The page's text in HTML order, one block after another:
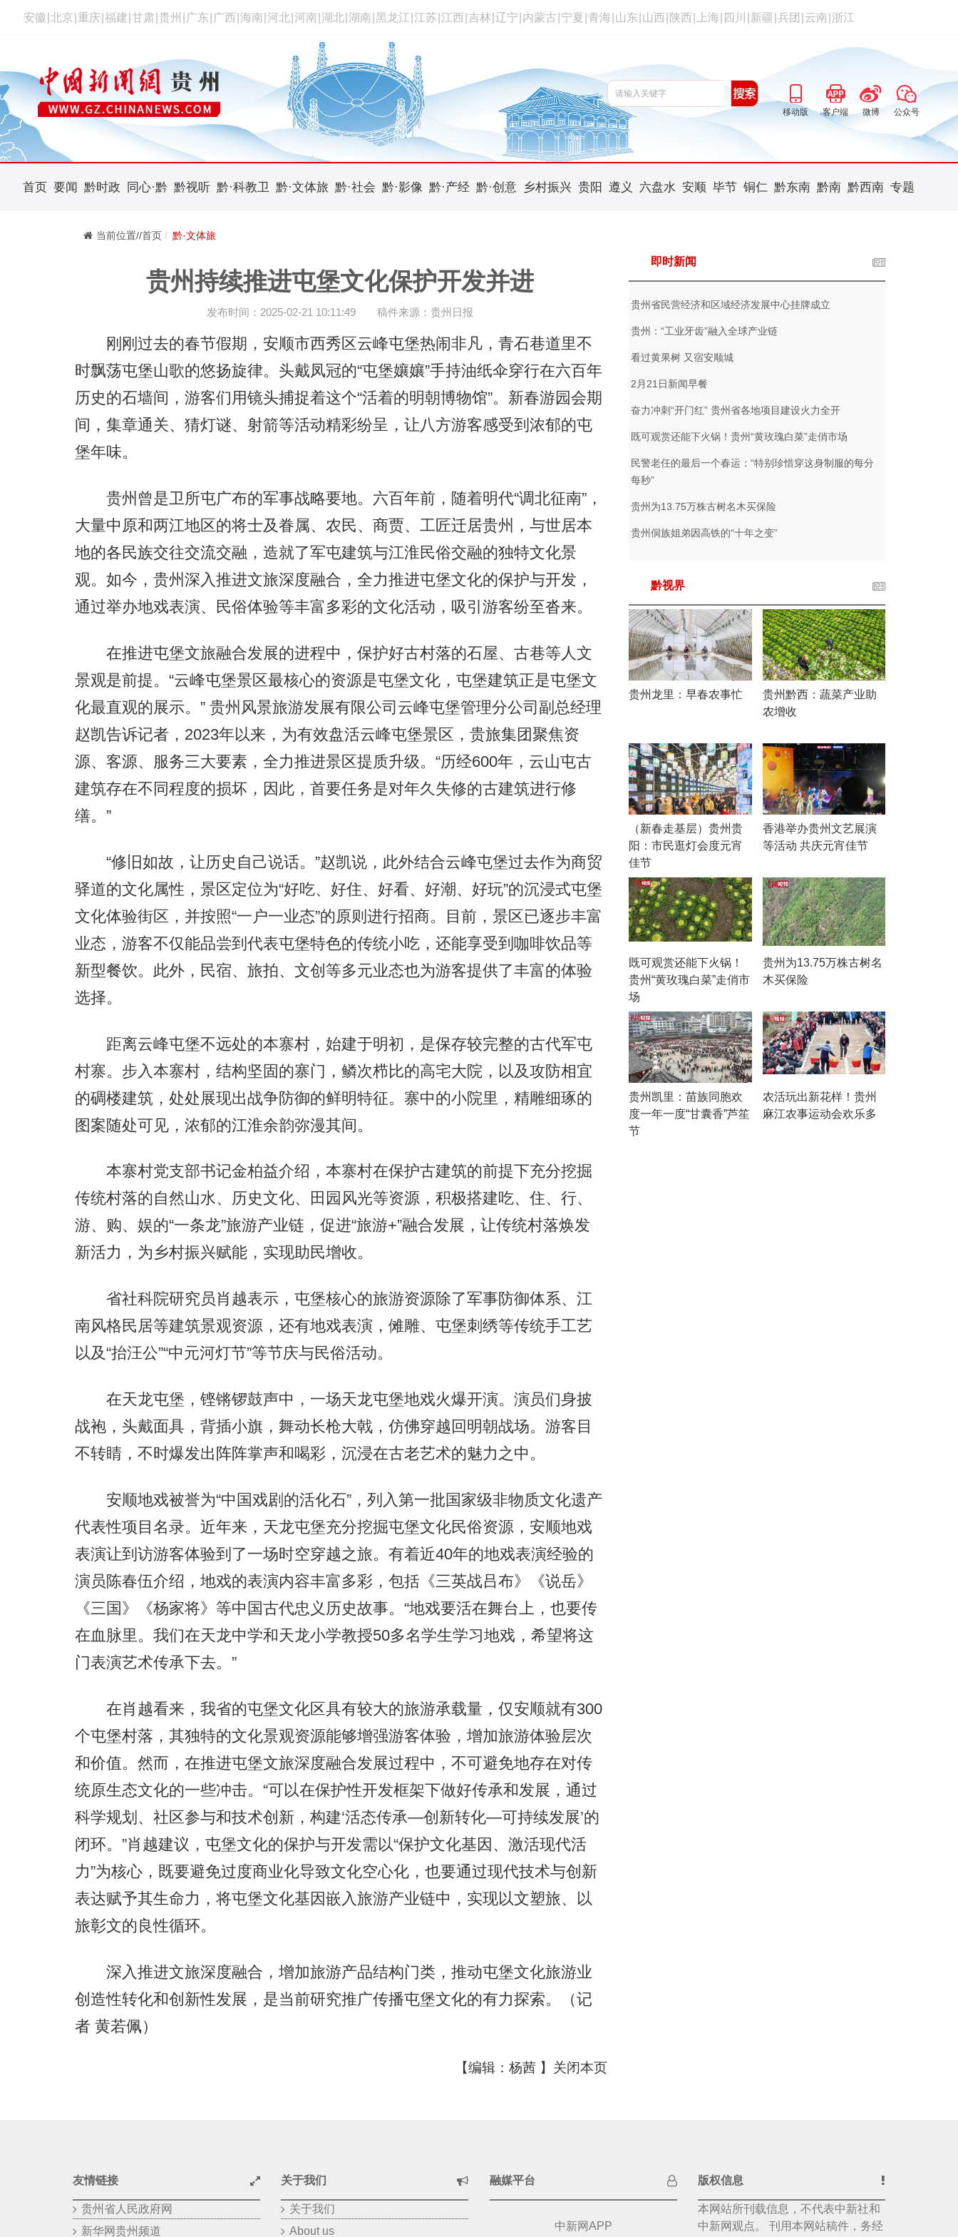
安徽 北京 重庆 福建 甘肃 贵州 广东 广西 海南 河北 河南 湖北 湖南 黑龙江 江苏 江西 吉林 辽宁 内蒙古 宁夏 青海 山东 山西 陕西 上海 四川 新疆 兵团 云南 浙江
移动版 客户端 微博 公众号
首页 要闻 黔时政 同心·黔 黔视听 黔·科教卫 黔·文体旅 黔·社会 黔·影像 黔·产经 黔·创意 乡村振兴 贵阳 遵义 六盘水 安顺 毕节 铜仁 黔东南 黔南 黔西南 专题
当前位置//首页 黔·文体旅
贵州持续推进屯堡文化保护开发并进
发布时间：2025-02-21 10:11:49 稿件来源：贵州日报
刚刚过去的春节假期，安顺市西秀区云峰屯堡热闹非凡，青石巷道里不
时飘荡屯堡山歌的悠扬旋律。头戴凤冠的“屯堡孃孃”手持油纸伞穿行在六百年
历史的石墙间，游客们用镜头捕捉着这个“活着的明朝博物馆”。新春游园会期
间，集章通关、猜灯谜、射箭等活动精彩纷呈，让八方游客感受到浓郁的屯
堡年味。
贵州曾是卫所屯广布的军事战略要地。六百年前，随着明代“调北征南”，
大量中原和两江地区的将士及眷属、农民、商贾、工匠迁居贵州，与世居本
地的各民族交往交流交融，造就了军屯建筑与江淮民俗交融的独特文化景
观。如今，贵州深入推进文旅深度融合，全力推进屯堡文化的保护与开发，
通过举办地戏表演、民俗体验等丰富多彩的文化活动，吸引游客纷至沓来。
在推进屯堡文旅融合发展的进程中，保护好古村落的石屋、古巷等人文
景观是前提。“云峰屯堡景区最核心的资源是屯堡文化，屯堡建筑正是屯堡文
化最直观的展示。” 贵州风景旅游发展有限公司云峰屯堡管理分公司副总经理
赵凯告诉记者，2023年以来，为有效盘活云峰屯堡景区，贵旅集团聚焦资
源、客源、服务三大要素，全力推进景区提质升级。“历经600年，云山屯古
建筑存在不同程度的损坏，因此，首要任务是对年久失修的古建筑进行修
缮。”
“修旧如故，让历史自己说话。”赵凯说，此外结合云峰屯堡过去作为商贸
驿道的文化属性，景区定位为“好吃、好住、好看、好潮、好玩”的沉浸式屯堡
文化体验街区，并按照“一户一业态”的原则进行招商。目前，景区已逐步丰富
业态，游客不仅能品尝到代表屯堡特色的传统小吃，还能享受到咖啡饮品等
新型餐饮。此外，民宿、旅拍、文创等多元业态也为游客提供了丰富的体验
选择。
距离云峰屯堡不远处的本寨村，始建于明初，是保存较完整的古代军屯
村寨。步入本寨村，结构坚固的寨门，鳞次栉比的高宅大院，以及攻防相宜
的碉楼建筑，处处展现出战争防御的鲜明特征。寨中的小院里，精雕细琢的
图案随处可见，浓郁的江淮余韵弥漫其间。
本寨村党支部书记金柏益介绍，本寨村在保护古建筑的前提下充分挖掘
传统村落的自然山水、历史文化、田园风光等资源，积极搭建吃、住、行、
游、购、娱的“一条龙”旅游产业链，促进“旅游+”融合发展，让传统村落焕发
新活力，为乡村振兴赋能，实现助民增收。
省社科院研究员肖越表示，屯堡核心的旅游资源除了军事防御体系、江
南风格民居等建筑景观资源，还有地戏表演，傩雕、屯堡刺绣等传统手工艺
以及“抬汪公”“中元河灯节”等节庆与民俗活动。
在天龙屯堡，铿锵锣鼓声中，一场天龙屯堡地戏火爆开演。演员们身披
战袍，头戴面具，背插小旗，舞动长枪大戟，仿佛穿越回明朝战场。游客目
不转睛，不时爆发出阵阵掌声和喝彩，沉浸在古老艺术的魅力之中。
安顺地戏被誉为“中国戏剧的活化石”，列入第一批国家级非物质文化遗产
代表性项目名录。近年来，天龙屯堡充分挖掘屯堡文化民俗资源，安顺地戏
表演让到访游客体验到了一场时空穿越之旅。有着近40年的地戏表演经验的
演员陈春伍介绍，地戏的表演内容丰富多彩，包括《三英战吕布》《说岳》
《三国》《杨家将》等中国古代忠义历史故事。“地戏要活在舞台上，也要传
在血脉里。我们在天龙中学和天龙小学教授50多名学生学习地戏，希望将这
门表演艺术传承下去。”
在肖越看来，我省的屯堡文化区具有较大的旅游承载量，仅安顺就有300
个屯堡村落，其独特的文化景观资源能够增强游客体验，增加旅游体验层次
和价值。然而，在推进屯堡文旅深度融合发展过程中，不可避免地存在对传
统原生态文化的一些冲击。“可以在保护性开发框架下做好传承和发展，通过
科学规划、社区参与和技术创新，构建‘活态传承—创新转化—可持续发展’的
闭环。”肖越建议，屯堡文化的保护与开发需以“保护文化基因、激活现代活
力”为核心，既要避免过度商业化导致文化空心化，也要通过现代技术与创新
表达赋予其生命力，将屯堡文化基因嵌入旅游产业链中，实现以文塑旅、以
旅彰文的良性循环。
深入推进文旅深度融合，增加旅游产品结构门类，推动屯堡文化旅游业
创造性转化和创新性发展，是当前研究推广传播屯堡文化的有力探索。（记
者 黄若佩）
【编辑：杨茜 】 关闭本页
即时新闻
贵州省民营经济和区域经济发展中心挂牌成立
贵州：“工业牙齿”融入全球产业链
看过黄果树 又宿安顺城
2月21日新闻早餐
奋力冲刺“开门红” 贵州省各地项目建设火力全开
既可观赏还能下火锅！贵州“黄玫瑰白菜”走俏市场
民警老任的最后一个春运：“特别珍惜穿这身制服的每分
每秒”
贵州为13.75万株古树名木买保险
贵州侗族姐弟因高铁的“十年之变”
黔视界
贵州龙里：早春农事忙
贵州黔西：蔬菜产业助
农增收
（新春走基层）贵州贵
阳：市民逛灯会度元宵
佳节
香港举办贵州文艺展演
等活动 共庆元宵佳节
既可观赏还能下火锅！
贵州“黄玫瑰白菜”走俏市
场
贵州为13.75万株古树名
木买保险
贵州凯里：苗族同胞欢
度一年一度“甘囊香”芦笙
节
农活玩出新花样！贵州
麻江农事运动会欢乐多
友情链接
贵州省人民政府网
新华网贵州频道
关于我们
关于我们
About us
融媒平台
中新网APP
版权信息
本网站所刊载信息，不代表中新社和
中新网观点。 刊用本网站稿件，务经